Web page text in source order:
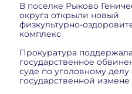
В поселке Рыково
округа открыли новый
физкультурно-
комплекс
Прокуратура поддержала
государственное
суде по уголовному делу
государственной измене